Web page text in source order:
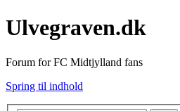
Ulvegraven.dk
Forum for FC Midtjylland fans
Spring til indhold